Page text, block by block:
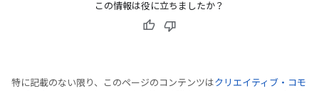
この情報は役に立ちましたか？
特に記載のない限り、このページのコンテンツはクリエイティブ・コモ